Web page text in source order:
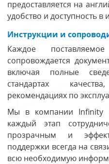
предоставляется на
удобство и доступность в
Инструкции и
Каждое
сопровождается
включая полные
стандартах
рекомендациях по
Мы в компании Infinity
каждый этап
прозрачным и
поддержки всегда на
всю необходимую